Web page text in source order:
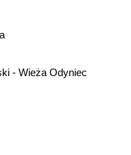
- Wieża Odyniec